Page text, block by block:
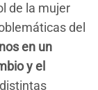
de la mujer
del
en un
y el